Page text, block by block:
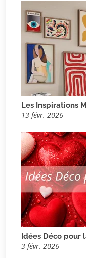
Les Inspirations
13 févr. 2026
Idées Déco pour
3 févr. 2026